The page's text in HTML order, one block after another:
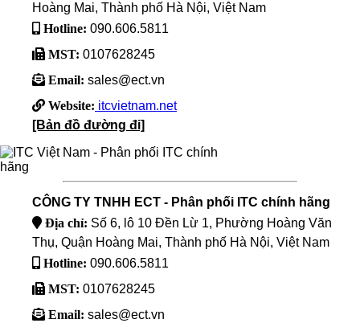
Hoàng Mai, Thành phố Hà Nội, Việt Nam
Hotline: 090.606.5811
MST: 0107628245
Email: sales@ect.vn
Website: itcvietnam.net
[Bản đồ đường đi]
CÔNG TY TNHH ECT - Phân phối ITC chính hãng
Địa chỉ: Số 6, lô 10 Đền Lừ 1, Phường Hoàng Văn
Thụ, Quận Hoàng Mai, Thành phố Hà Nội, Việt Nam
Hotline: 090.606.5811
MST: 0107628245
Email: sales@ect.vn